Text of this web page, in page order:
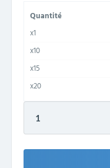
Quantité
x1
x10
x15
x20